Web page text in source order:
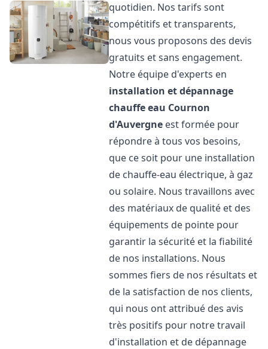
quotidien. Nos tarifs sont
compétitifs et transparents,
nous vous proposons des devis
gratuits et sans engagement.
Notre équipe d'experts en
installation et dépannage
chauffe eau Cournon
d'Auvergne est formée pour
répondre à tous vos besoins,
que ce soit pour une installation
de chauffe-eau électrique, à gaz
ou solaire. Nous travaillons avec
des matériaux de qualité et des
équipements de pointe pour
garantir la sécurité et la fiabilité
de nos installations. Nous
sommes fiers de nos résultats et
de la satisfaction de nos clients,
qui nous ont attribué des avis
très positifs pour notre travail
d'installation et de dépannage